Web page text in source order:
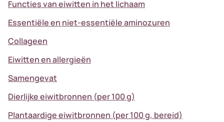
Functies van eiwitten in het lichaam
Essentiële en niet-essentiële aminozuren
Collageen
Eiwitten en allergieën
Samengevat
Dierlijke eiwitbronnen (per 100 g)
Plantaardige eiwitbronnen (per 100 g, bereid)